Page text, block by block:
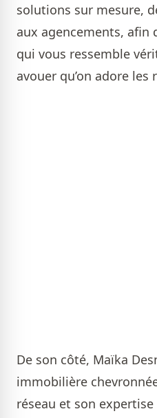
solutions sur mesure,
aux agencements, afin
qui vous ressemble
avouer qu’on adore
De son côté, Maïka
immobilière
réseau et son